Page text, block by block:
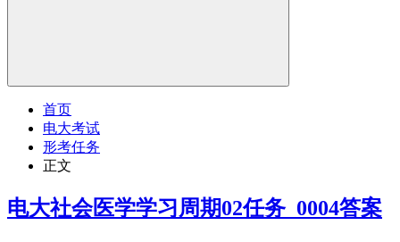
首页
电大考试
形考任务
正文
电大社会医学学习周期02任务_0004答案